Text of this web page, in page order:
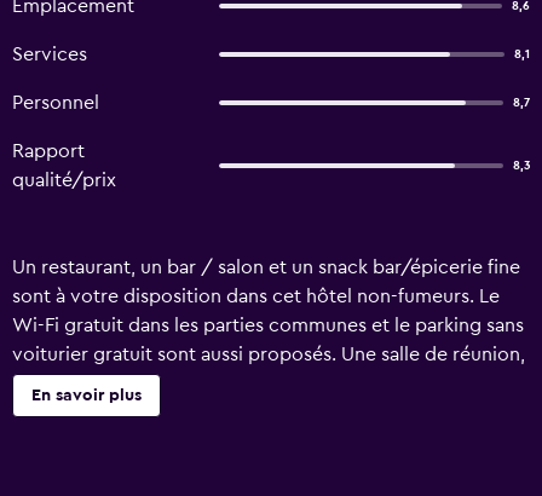
Emplacement 8,6
Services 8,1
Personnel 8,7
Rapport
qualité/prix
8,3
Un restaurant, un bar / salon et un snack bar/épicerie fine
sont à votre disposition dans cet hôtel non-fumeurs. Le
Wi-Fi gratuit dans les parties communes et le parking sans
voiturier gratuit sont aussi proposés. Une salle de réunion,
une bibliothèque et une télévision dans l'espace commun
sont aussi disponibles sur place. Le service d'entretien est
En savoir plus